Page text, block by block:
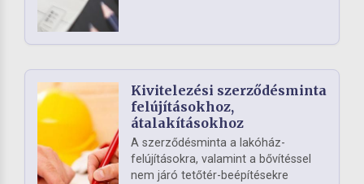
Kivitelezési szerződésminta
felújításokhoz,
átalakításokhoz
A szerződésminta a lakóház-
felújításokra, valamint a bővítéssel
nem járó tetőtér-beépítésekre